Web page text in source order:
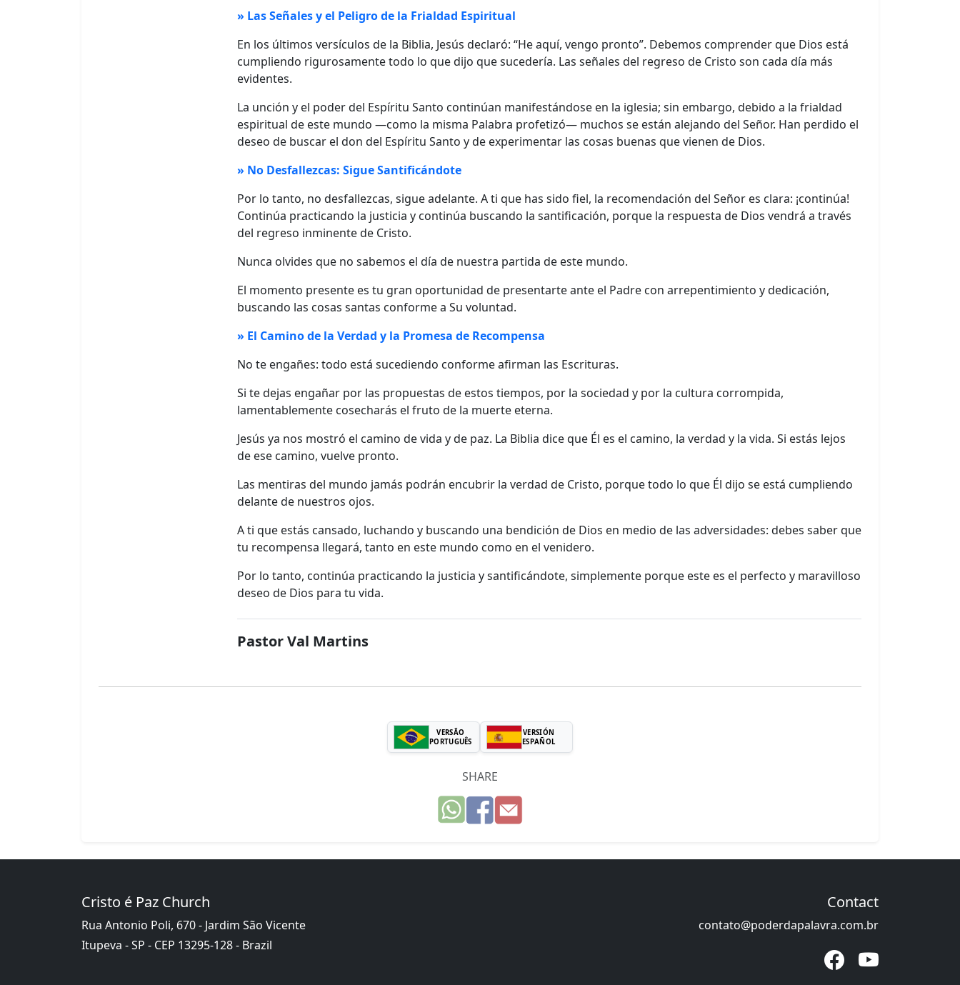
» Las Señales y el Peligro de la Frialdad Espiritual
En los últimos versículos de la Biblia, Jesús declaró: “He aquí, vengo pronto”. Debemos comprender que Dios está
cumpliendo rigurosamente todo lo que dijo que sucedería. Las señales del regreso de Cristo son cada día más
evidentes.
La unción y el poder del Espíritu Santo continúan manifestándose en la iglesia; sin embargo, debido a la frialdad
espiritual de este mundo —como la misma Palabra profetizó— muchos se están alejando del Señor. Han perdido el
deseo de buscar el don del Espíritu Santo y de experimentar las cosas buenas que vienen de Dios.
» No Desfallezcas: Sigue Santificándote
Por lo tanto, no desfallezcas, sigue adelante. A ti que has sido fiel, la recomendación del Señor es clara: ¡continúa!
Continúa practicando la justicia y continúa buscando la santificación, porque la respuesta de Dios vendrá a través
del regreso inminente de Cristo.
Nunca olvides que no sabemos el día de nuestra partida de este mundo.
El momento presente es tu gran oportunidad de presentarte ante el Padre con arrepentimiento y dedicación,
buscando las cosas santas conforme a Su voluntad.
» El Camino de la Verdad y la Promesa de Recompensa
No te engañes: todo está sucediendo conforme afirman las Escrituras.
Si te dejas engañar por las propuestas de estos tiempos, por la sociedad y por la cultura corrompida,
lamentablemente cosecharás el fruto de la muerte eterna.
Jesús ya nos mostró el camino de vida y de paz. La Biblia dice que Él es el camino, la verdad y la vida. Si estás lejos
de ese camino, vuelve pronto.
Las mentiras del mundo jamás podrán encubrir la verdad de Cristo, porque todo lo que Él dijo se está cumpliendo
delante de nuestros ojos.
A ti que estás cansado, luchando y buscando una bendición de Dios en medio de las adversidades: debes saber que
tu recompensa llegará, tanto en este mundo como en el venidero.
Por lo tanto, continúa practicando la justicia y santificándote, simplemente porque este es el perfecto y maravilloso
deseo de Dios para tu vida.
Pastor Val Martins
VERSÃO
PORTUGUÊS
VERSIÓN
ESPAÑOL
SHARE
Cristo é Paz Church
Rua Antonio Poli, 670 - Jardim São Vicente
Itupeva - SP - CEP 13295-128 - Brazil
Contact
contato@poderdapalavra.com.br